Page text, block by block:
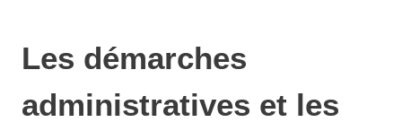
Les démarches
administratives et les